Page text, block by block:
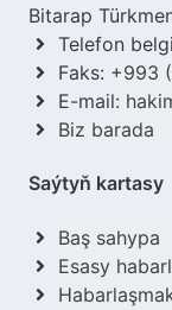
Bitarap
Telefon
Faks: +993
E-mail:
Biz barada
Saýtyň kartasy
Baş sahypa
Esasy